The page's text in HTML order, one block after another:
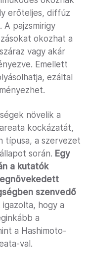
erőteljes, diffúz
A pajzsmirigy
okozhat a
vagy akár
Emellett
ezáltal
növelik a
kockázatát,
típusa, a szervezet
során. Egy
a kutatók
szenvedő
hogy a
a
a Hashimoto-
val.